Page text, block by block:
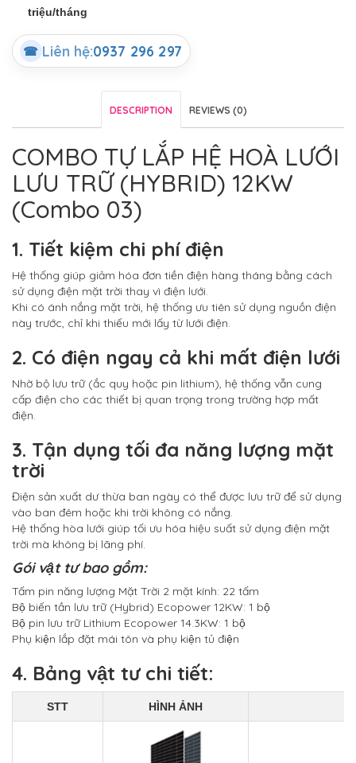
triệu/tháng
☎ Liên hệ:0937 296 297
DESCRIPTION REVIEWS (0)
COMBO TỰ LẮP HỆ HOÀ LƯỚI
LƯU TRỮ (HYBRID) 12KW
(Combo 03)
1. Tiết kiệm chi phí điện
Hệ thống giúp giảm hóa đơn tiền điện hàng tháng bằng cách
sử dụng điện mặt trời thay vì điện lưới.
Khi có ánh nắng mặt trời, hệ thống ưu tiên sử dụng nguồn điện
này trước, chỉ khi thiếu mới lấy từ lưới điện.
2. Có điện ngay cả khi mất điện lưới
Nhờ bộ lưu trữ (ắc quy hoặc pin lithium), hệ thống vẫn cung
cấp điện cho các thiết bị quan trọng trong trường hợp mất
điện.
3. Tận dụng tối đa năng lượng mặt
trời
Điện sản xuất dư thừa ban ngày có thể được lưu trữ để sử dụng
vào ban đêm hoặc khi trời không có nắng.
Hệ thống hòa lưới giúp tối ưu hóa hiệu suất sử dụng điện mặt
trời mà không bị lãng phí.
Gói vật tư bao gồm:
Tấm pin năng lượng Mặt Trời 2 mặt kính: 22 tấm
Bộ biến tần lưu trữ (Hybrid) Ecopower 12KW: 1 bộ
Bộ pin lưu trữ Lithium Ecopower 14.3KW: 1 bộ
Phụ kiện lắp đặt mái tôn và phụ kiện tủ điện
4. Bảng vật tư chi tiết:
STT HÌNH ẢNH